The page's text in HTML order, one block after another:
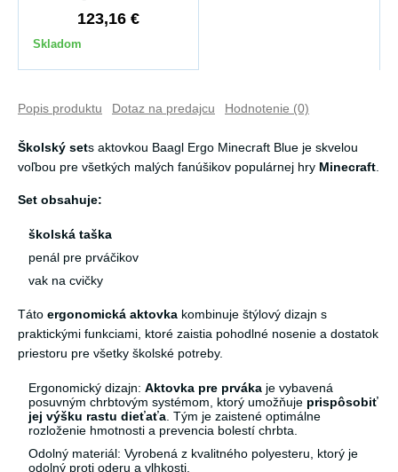
123,16 €
Skladom
Popis produktu Dotaz na predajcu Hodnotenie (0)
Školský sets aktovkou Baagl Ergo Minecraft Blue je skvelou
voľbou pre všetkých malých fanúšikov populárnej hry Minecraft.
Set obsahuje:
školská taška
penál pre prváčikov
vak na cvičky
Táto ergonomická aktovka kombinuje štýlový dizajn s
praktickými funkciami, ktoré zaistia pohodlné nosenie a dostatok
priestoru pre všetky školské potreby.
Ergonomický dizajn: Aktovka pre prváka je vybavená
posuvným chrbtovým systémom, ktorý umožňuje prispôsobiť
jej výšku rastu dieťaťa. Tým je zaistené optimálne
rozloženie hmotnosti a prevencia bolestí chrbta.
Odolný materiál: Vyrobená z kvalitného polyesteru, ktorý je
odolný proti oderu a vlhkosti.